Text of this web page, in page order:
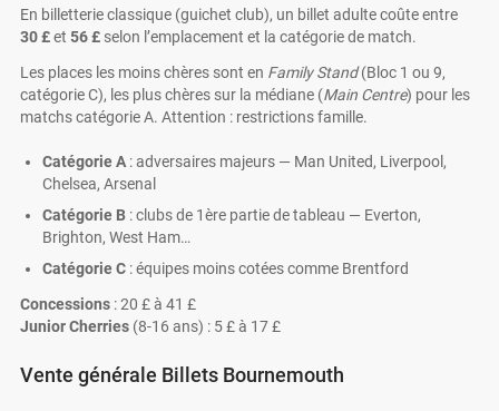
En billetterie classique (guichet club), un billet adulte coûte entre
30 £et 56 £ selon l’emplacement et la catégorie de match.
Les places les moins chères sont en Family Stand(Bloc 1 ou 9,
catégorie C), les plus chères sur la médiane (Main Centre) pour les
matchs catégorie A. Attention : restrictions famille.
Catégorie A : adversaires majeurs — Man United, Liverpool,
Chelsea, Arsenal
Catégorie B : clubs de 1ère partie de tableau — Everton,
Brighton, West Ham…
Catégorie C : équipes moins cotées comme Brentford
Concessions : 20 £ à 41 £
Junior Cherries (8-16 ans) : 5 £ à 17 £
Vente générale Billets Bournemouth